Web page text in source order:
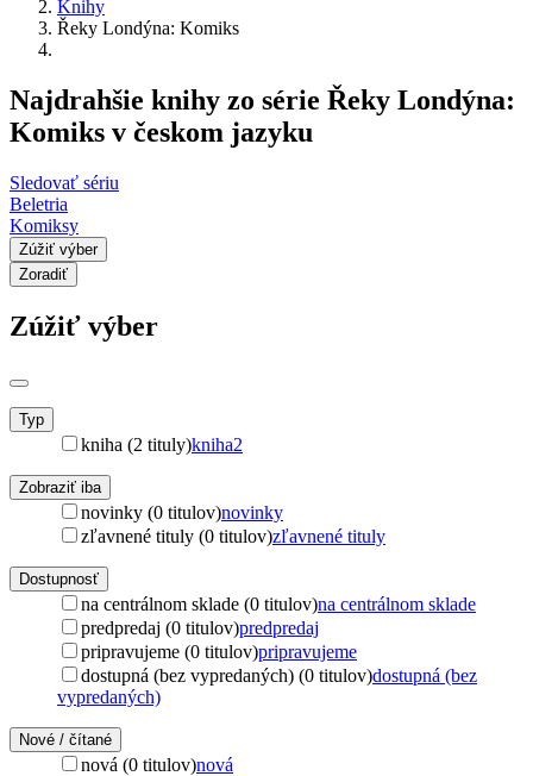
Knihy
Řeky Londýna: Komiks
Najdrahšie knihy zo série Řeky Londýna:
Komiks v českom jazyku
Sledovať sériu
Beletria
Komiksy
Zúžiť výber
Zoradiť
Zúžiť výber
Typ
kniha (2 tituly)kniha2
Zobraziť iba
novinky (0 titulov)novinky
zľavnené tituly (0 titulov)zľavnené tituly
Dostupnosť
na centrálnom sklade (0 titulov)na centrálnom sklade
predpredaj (0 titulov)predpredaj
pripravujeme (0 titulov)pripravujeme
dostupná (bez vypredaných) (0 titulov)dostupná (bez
vypredaných)
Nové / čítané
nová (0 titulov)nová